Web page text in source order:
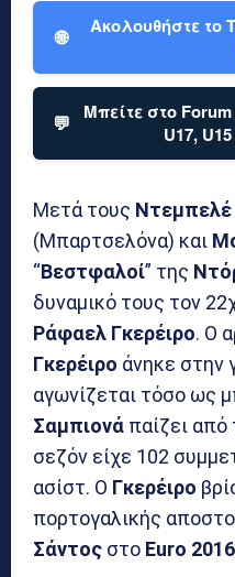
🌐
Ακολουθήστε το
💬
Μπείτε στο
U17,
Μετά τους Ντεμπελέ
(Μπαρτσελόνα) και
“Βεστφαλοί” της
δυναμικό τους τον
Ράφαελ Γκερέιρο. Ο
Γκερέιρο άνηκε στην
αγωνίζεται τόσο ως
Σαμπιονά παίζει από
σεζόν είχε 102
ασίστ. Ο Γκερέιρο
πορτογαλικής
Σάντος στο Euro 2016